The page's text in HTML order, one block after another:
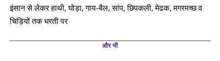
इंसान से लेकर हाथी, घोड़ा, गाय-बैल, सांप, छिपकली, मेढक, मगरमच्छ व
चिड़ियों तक धरती पर
और भी